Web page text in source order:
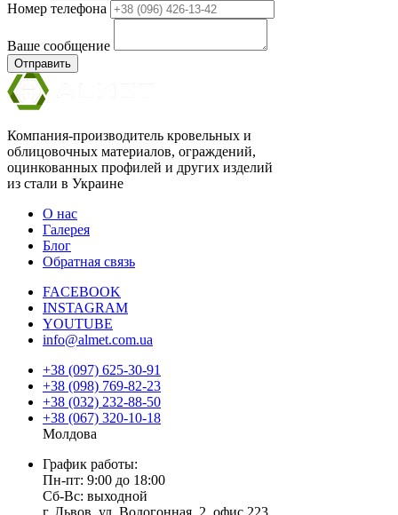
Номер телефона
Ваше сообщение
Отправить
Компания-производитель кровельных и
облицовочных материалов, ограждений,
оцинкованных профилей и других изделий
из стали в Украине
О нас
Галерея
Блог
Обратная связь
FACEBOOK
INSTAGRAM
YOUTUBE
info@almet.com.ua
+38 (097) 625-30-91
+38 (098) 769-82-23
+38 (032) 232-88-50
+38 (067) 320-10-18
Молдова
График работы:
Пн-пт: 9:00 до 18:00
Сб-Вс: выходной
г. Львов, ул. Водогонная, 2, офис 223